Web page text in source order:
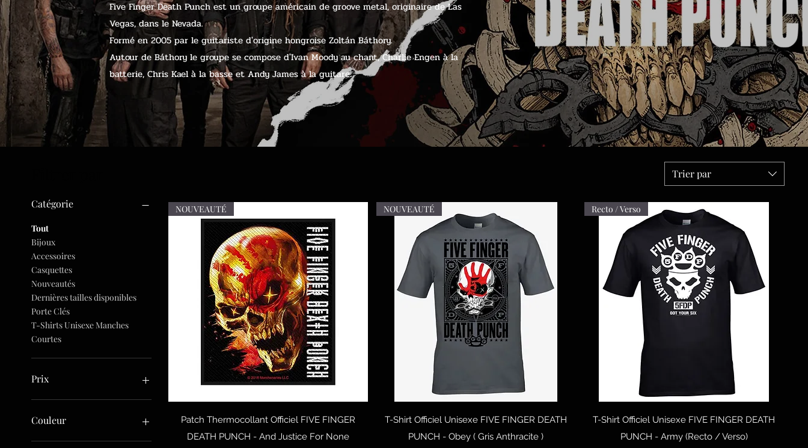
Five Finger Death Punch est un groupe américain de groove metal, originaire de Las
Vegas, dans le Nevada.
Formé en 2005 par le guitariste d'origine hongroise Zoltán Báthory.
Autour de Báthory le groupe se compose d'Ivan Moody au chant, Charlie Engen à la
batterie, Chris Kael à la basse et Andy James à la guitare.
Catégorie
Tout
Bijoux
Accessoires
Casquettes
Nouveautés
Dernières tailles disponibles
Porte Clés
T-Shirts Unisexe Manches
Courtes
Prix
Couleur
Trier par
Aperçu rapide
NOUVEAUTÉ
Patch Thermocollant Officiel FIVE FINGER
DEATH PUNCH - And Justice For None
Aperçu rapide
NOUVEAUTÉ
T-Shirt Officiel Unisexe FIVE FINGER DEATH
PUNCH - Obey ( Gris Anthracite )
Aperçu rapide
Recto / Verso
T-Shirt Officiel Unisexe FIVE FINGER DEATH
PUNCH - Army (Recto / Verso)